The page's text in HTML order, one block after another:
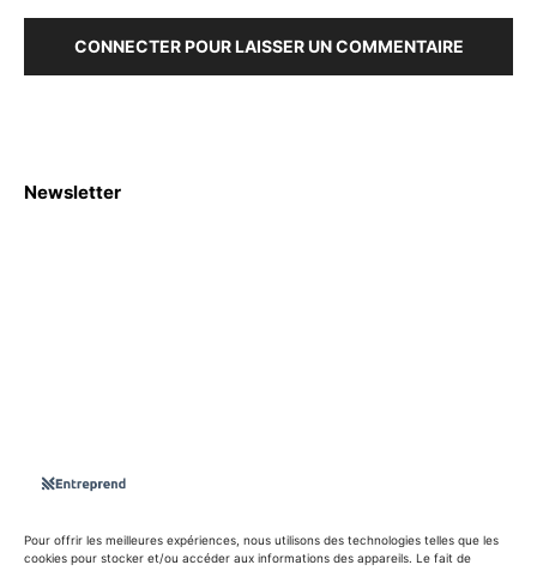
Pour offrir les meilleures expériences, nous utilisons des technologies telles que les
cookies pour stocker et/ou accéder aux informations des appareils. Le fait de
CONNECTER POUR LAISSER UN COMMENTAIRE
Newsletter